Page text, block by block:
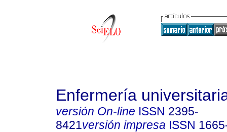
Enfermería
versión On-line ISSN 2395-
8421versión impresa ISSN